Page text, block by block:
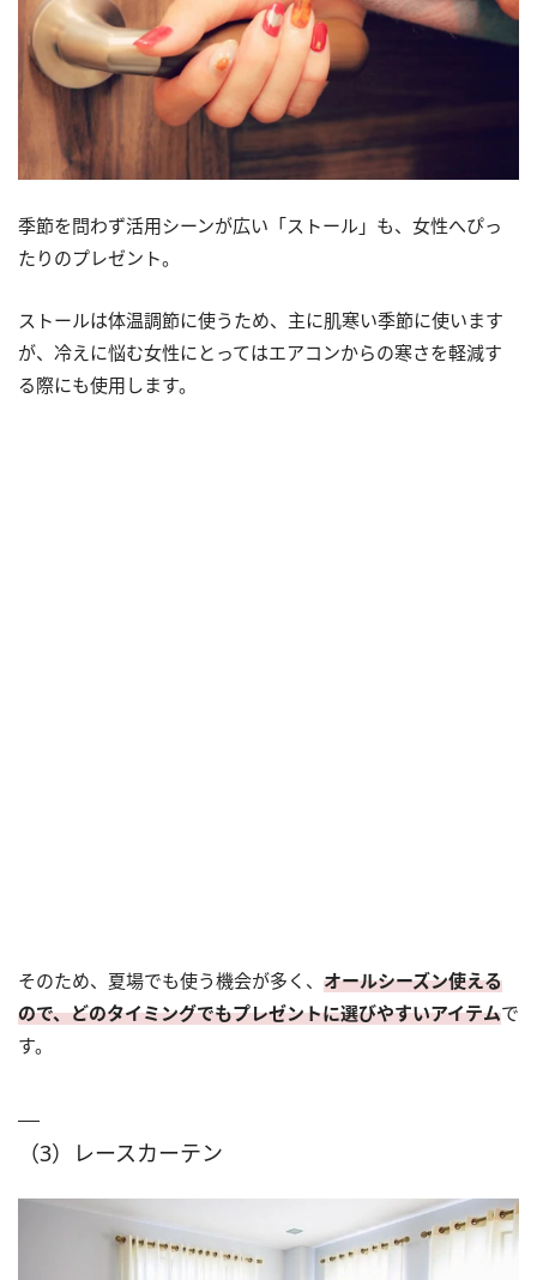
季節を問わず活用シーンが広い「ストール」も、女性へぴっ
たりのプレゼント。
ストールは体温調節に使うため、主に肌寒い季節に使います
が、冷えに悩む女性にとってはエアコンからの寒さを軽減す
る際にも使用します。
そのため、夏場でも使う機会が多く、 オールシーズン使える
ので、どのタイミングでもプレゼントに選びやすいアイテムで
す。
（3）レースカーテン